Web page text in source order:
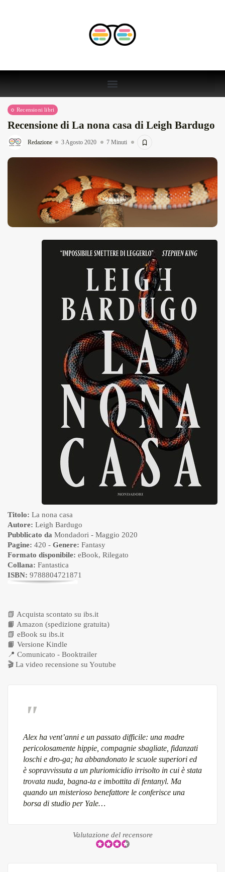
Recensioni libri
Recensione di La nona casa di Leigh Bardugo
Redazione 3 Agosto 2020 7 Minuti
Titolo: La nona casa
Autore: Leigh Bardugo
Pubblicato da Mondadori - Maggio 2020
Pagine: 420 - Genere: Fantasy
Formato disponibile: eBook, Rilegato
Collana: Fantastica
ISBN: 9788804721871
📗 Acquista scontato su ibs.it
📙 Amazon (spedizione gratuita)
📗 eBook su ibs.it
📙 Versione Kindle
📍 Comunicato - Booktrailer
🎬 La video recensione su Youtube
Alex ha vent’anni e un passato difficile: una madre
pericolosamente hippie, compagnie sbagliate, fidanzati
loschi e dro-ga; ha abbandonato le scuole superiori ed
è sopravvissuta a un pluriomicidio irrisolto in cui è stata
trovata nuda, bagna-ta e imbottita di fentanyl. Ma
quando un misterioso benefattore le conferisce una
borsa di studio per Yale…
Valutazione del recensore